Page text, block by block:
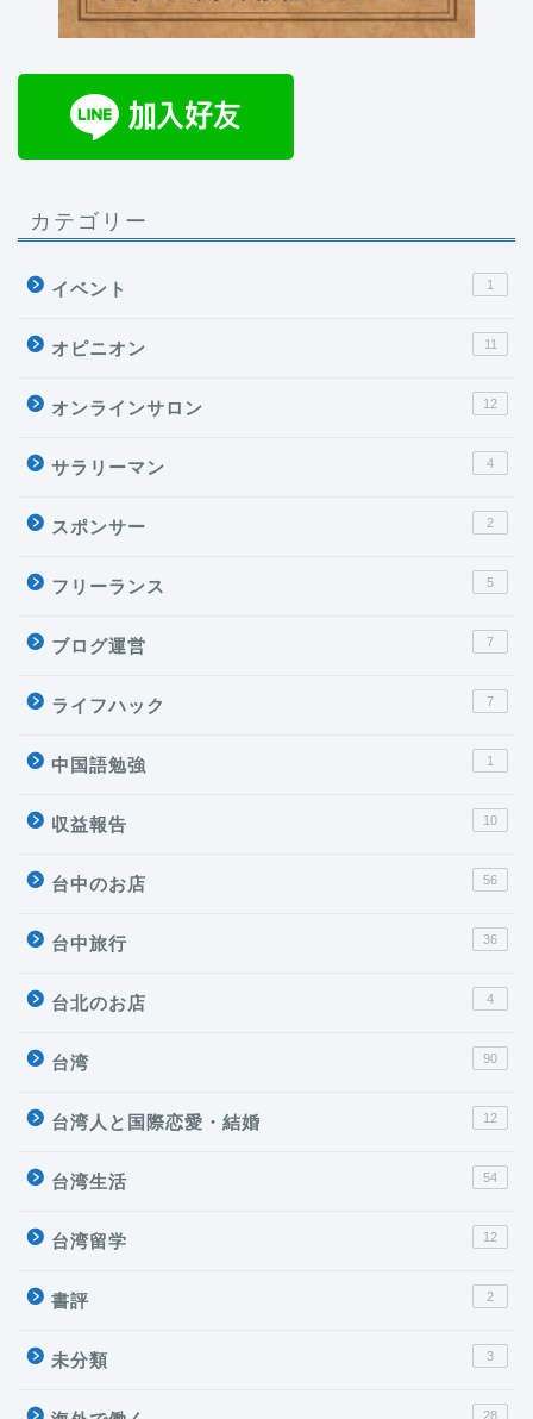
カテゴリー
イベント 1
オピニオン 11
オンラインサロン 12
サラリーマン 4
スポンサー 2
フリーランス 5
ブログ運営 7
ライフハック 7
中国語勉強 1
収益報告 10
台中のお店 56
台中旅行 36
台北のお店 4
台湾 90
台湾人と国際恋愛・結婚 12
台湾生活 54
台湾留学 12
書評 2
未分類 3
28